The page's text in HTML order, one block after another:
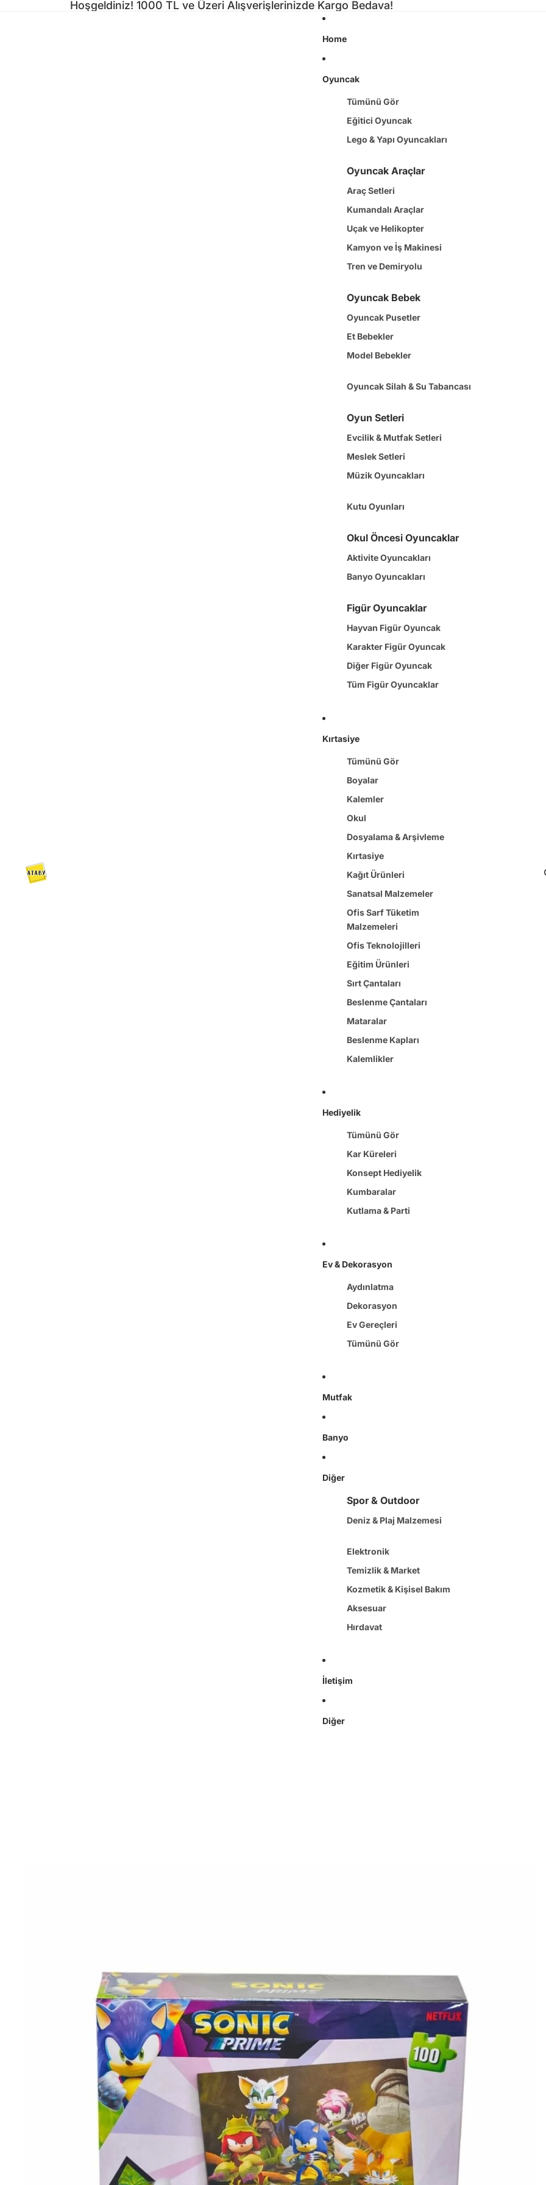
Hoşgeldiniz! 1000 TL ve Üzeri Alışverişlerinizde Kargo Bedava!
Home
Oyuncak
Tümünü Gör
Eğitici Oyuncak
Lego & Yapı Oyuncakları
Oyuncak Araçlar
Araç Setleri
Kumandalı Araçlar
Uçak ve Helikopter
Kamyon ve İş Makinesi
Tren ve Demiryolu
Oyuncak Bebek
Oyuncak Pusetler
Et Bebekler
Model Bebekler
Oyuncak Silah & Su Tabancası
Oyun Setleri
Evcilik & Mutfak Setleri
Meslek Setleri
Müzik Oyuncakları
Kutu Oyunları
Okul Öncesi Oyuncaklar
Aktivite Oyuncakları
Banyo Oyuncakları
Figür Oyuncaklar
Hayvan Figür Oyuncak
Karakter Figür Oyuncak
Diğer Figür Oyuncak
Tüm Figür Oyuncaklar
Peluş Oyuncak
Kırtasiye
Tümünü Gör
Boyalar
Kalemler
Okul
Dosyalama & Arşivleme
Kırtasiye
Kağıt Ürünleri
Sanatsal Malzemeler
Ofis Sarf Tüketim
Malzemeleri
Ofis Teknolojilleri
Eğitim Ürünleri
Sırt Çantaları
Beslenme Çantaları
Mataralar
Beslenme Kapları
Kalemlikler
Hediyelik
Tümünü Gör
Kar Küreleri
Konsept Hediyelik
Kumbaralar
Kutlama & Parti
Ev & Dekorasyon
Aydınlatma
Dekorasyon
Ev Gereçleri
Tümünü Gör
Mutfak
Banyo
Diğer
Spor & Outdoor
Deniz & Plaj Malzemesi
Elektronik
Temizlik & Market
Kozmetik & Kişisel Bakım
Aksesuar
Hırdavat
İletişim
Diğer